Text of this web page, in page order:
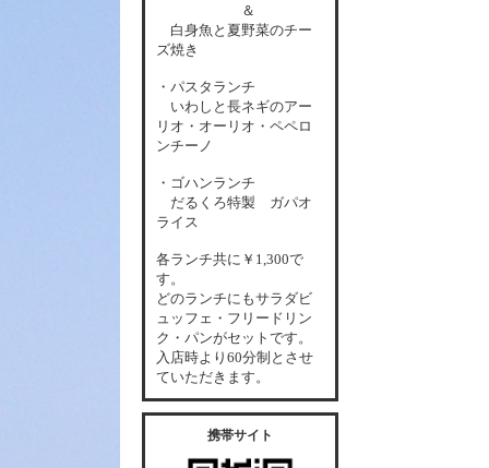
＆
白身魚と夏野菜のチー
ズ焼き
・パスタランチ
いわしと長ネギのアー
リオ・オーリオ・ペペロ
ンチーノ
・ゴハンランチ
だるくろ特製 ガパオ
ライス
各ランチ共に￥1,300で
す。
どのランチにもサラダビ
ュッフェ・フリードリン
ク・パンがセットです。
入店時より60分制とさせ
ていただきます。
携帯サイト